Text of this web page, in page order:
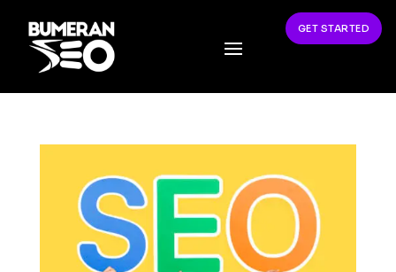
GET STARTED